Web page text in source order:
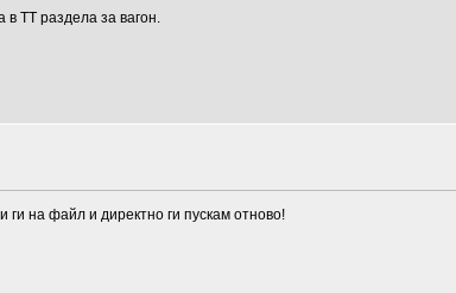
в ТТ раздела за вагон.
ги на файл и директно ги пускам отново!